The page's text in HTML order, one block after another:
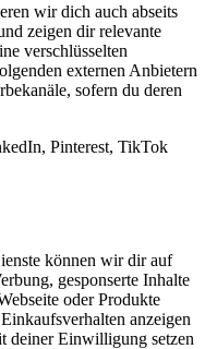
wir dich auch abseits
zeigen dir relevante
verschlüsselten
externen Anbietern
sofern du deren
Pinterest, TikTok
können wir dir auf
gesponserte Inhalte
oder Produkte
anzeigen
deiner Einwilligung setzen